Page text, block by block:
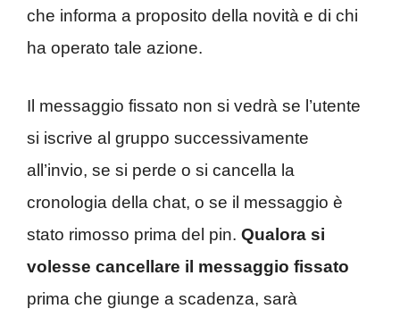
che informa a proposito della novità e di chi
ha operato tale azione.
Il messaggio fissato non si vedrà se l’utente
si iscrive al gruppo successivamente
all’invio, se si perde o si cancella la
cronologia della chat, o se il messaggio è
stato rimosso prima del pin. Qualora si
volesse cancellare il messaggio fissato
prima che giunge a scadenza, sarà